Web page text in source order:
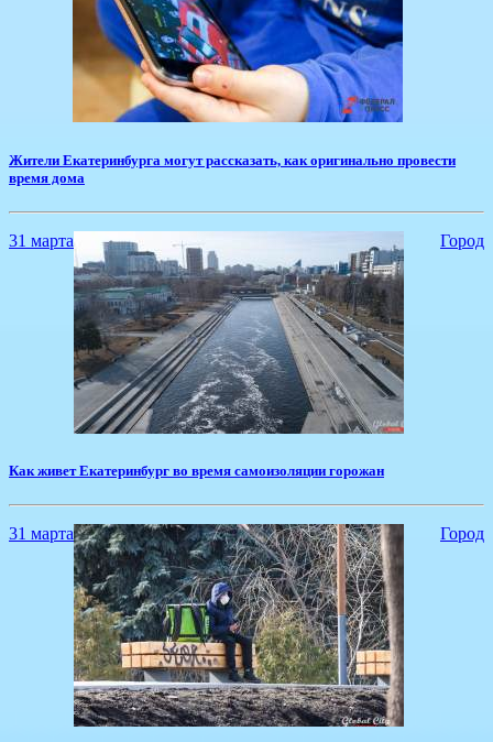
Жители Екатеринбурга могут рассказать, как оригинально провести
время дома
31 марта Город
Как живет Екатеринбург во время самоизоляции горожан
31 марта Город